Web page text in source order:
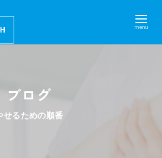
ブログ
せるための順番